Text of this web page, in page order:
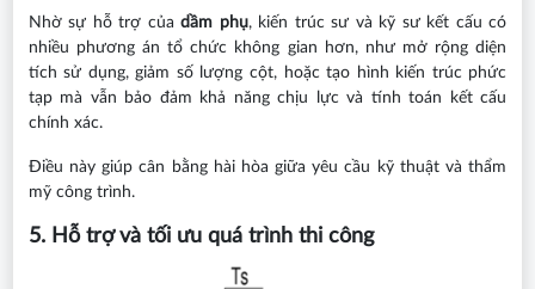
Nhờ sự hỗ trợ củadầm phụ, kiến trúc sư và kỹ sư kết cấu có
nhiều phương án tổ chức không gian hơn, như mở rộng diện
tích sử dụng, giảm số lượng cột, hoặc tạo hình kiến trúc phức
tạp mà vẫn bảo đảm khả năng chịu lực và tính toán kết cấu
chính xác.
Điều này giúp cân bằng hài hòa giữa yêu cầu kỹ thuật và thẩm
mỹ công trình.
5. Hỗ trợ và tối ưu quá trình thi công